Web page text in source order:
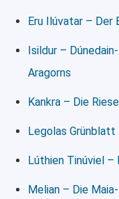
Eru Ilúvatar – Der
Isildur –
Aragorns
Kankra – Die
Legolas Grünblatt
Lúthien Tinúviel
Melian – Die